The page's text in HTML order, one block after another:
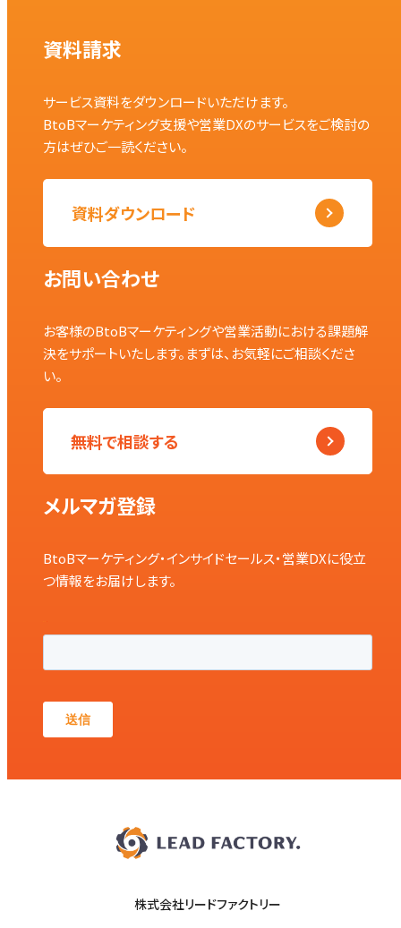
資料請求
サービス資料をダウンロードいただけます。
BtoBマーケティング支援や営業DXのサービスをご検討の
方はぜひご一読ください。
資料ダウンロード
お問い合わせ
お客様のBtoBマーケティングや営業活動における課題解
決をサポートいたします。まずは、お気軽にご相談くださ
い。
無料で相談する
メルマガ登録
BtoBマーケティング・インサイドセールス・営業DXに役立
つ情報をお届けします。
株式会社リードファクトリー